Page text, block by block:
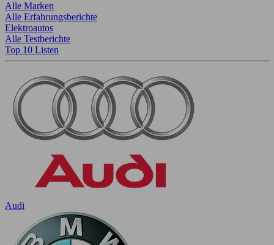
Alle Marken
Alle Erfahrungsberichte
Elektroautos
Alle Testberichte
Top 10 Listen
Audi